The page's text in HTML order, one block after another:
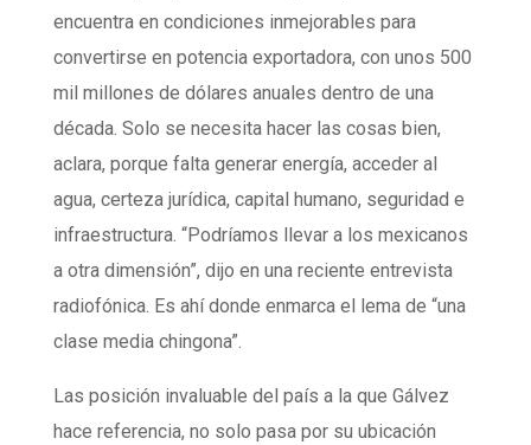
encuentra en condiciones inmejorables para
convertirse en potencia exportadora, con unos 500
mil millones de dólares anuales dentro de una
década. Solo se necesita hacer las cosas bien,
aclara, porque falta generar energía, acceder al
agua, certeza jurídica, capital humano, seguridad e
infraestructura. “Podríamos llevar a los mexicanos
a otra dimensión”, dijo en una reciente entrevista
radiofónica. Es ahí donde enmarca el lema de “una
clase media chingona”.
Las posición invaluable del país a la que Gálvez
hace referencia, no solo pasa por su ubicación